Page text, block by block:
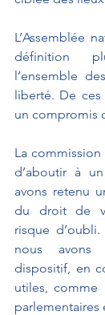
L’Assemblée
définition
l’ensemble
liberté. De
un compromis
La
d’aboutir à
avons retenu
du droit de
risque
nous avons
dispositif, en
utiles, comme
parlementaires